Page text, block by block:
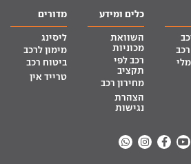
כלים ומידע
השוואת
מכוניות
רכב לפי
תקציב
מחירון רכב
הצהרת
נגישות
מדורים
ליסינג
מימון לרכב
ביטוח רכב
טרייד אין